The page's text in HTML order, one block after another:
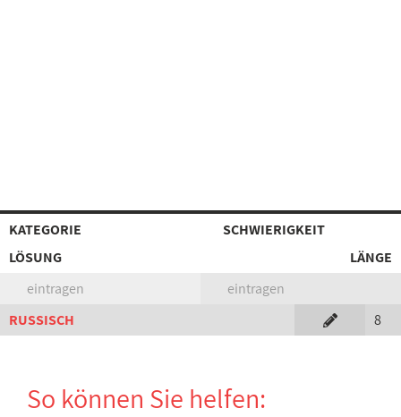
KATEGORIE
SCHWIERIGKEIT
LÖSUNG
LÄNGE
eintragen
eintragen
RUSSISCH
8
So können Sie helfen: